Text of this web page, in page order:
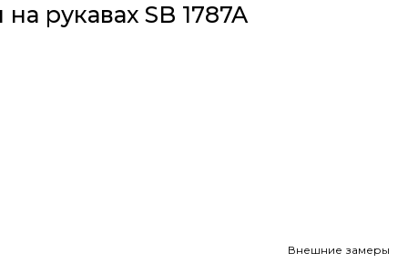
рукавах SB 1787A
Внешние замеры